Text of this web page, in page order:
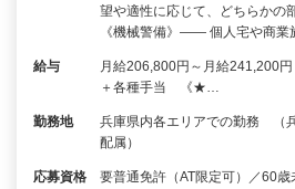
望や適性に応じて、どちらか
《機械警備》―― 個人宅や商
給与
月給206,800円～月給241,200
＋各種手当 《★…
勤務地
兵庫県内各エリアでの勤務 （
配属）
応募資格
要普通免許（AT限定可）／60